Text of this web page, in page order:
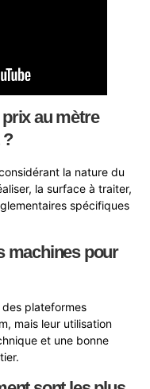
au mètre
la nature du
la surface à traiter,
spécifiques
machines pour
plateformes
mais leur utilisation
et une bonne